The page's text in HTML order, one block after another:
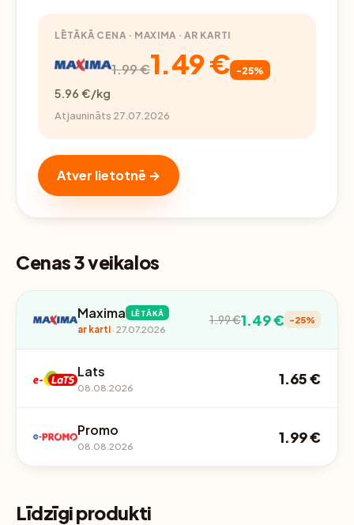
LĒTĀKĀ CENA · MAXIMA · AR KARTI
1.99 €1.49 € -25%
5.96 €/kg
Atjaunināts 27.07.2026
Atver lietotnē →
Cenas 3 veikalos
Maxima LĒTĀKĀ
ar karti· 27.07.2026
1.99 €1.49 € -25%
Lats
08.08.2026
1.65 €
Promo
08.08.2026
1.99 €
Līdzīgi produkti